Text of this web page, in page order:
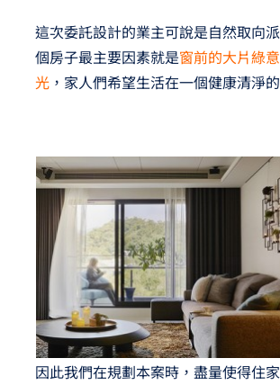
這次委託設計的業主可說是自然取向
個房子最主要因素就是窗前的大片綠
光，家人們希望生活在一個健康清淨
因此我們在規劃本案時，盡量使得住